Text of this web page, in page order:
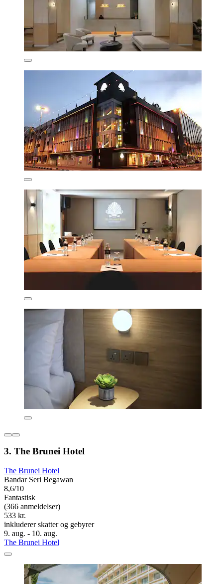
3. The Brunei Hotel
The Brunei Hotel
Bandar Seri Begawan
8,6/10
Fantastisk
(366 anmeldelser)
533 kr.
inkluderer skatter og gebyrer
9. aug. - 10. aug.
The Brunei Hotel